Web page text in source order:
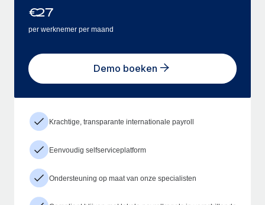
€27
per werknemer per maand
Demo boeken
Krachtige, transparante internationale payroll
Eenvoudig selfserviceplatform
Ondersteuning op maat van onze specialisten